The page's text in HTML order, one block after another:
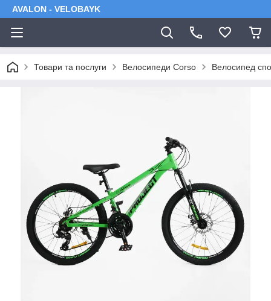
AVALON - VELOBAYK
Товари та послуги Велосипеди Corso Велосипед